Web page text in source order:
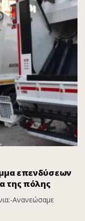
επενδύσεων
της πόλης
Ανανεώσαμε